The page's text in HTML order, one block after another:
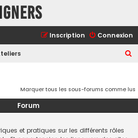
Connexion
Inscription
h
Marquer tous les sous-forums comme lus
Forum
et pratiques sur les différents rôles